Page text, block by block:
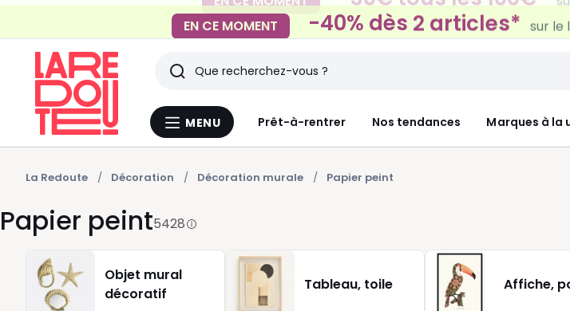
EN CE MOMENT sur le
Menu
MENU Prêt-à-rentrer Nos tendances Marques à la
Rechercher
Derniers
articles
vus
La Redoute Décoration Décoration murale Papier peint
Papier peint5428
Objet mural
décoratif
Tableau, toile Affiche,